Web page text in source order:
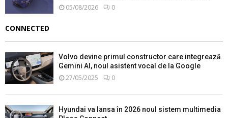
05/08/2026 0
CONNECTED
Volvo devine primul constructor care integrează
Gemini AI, noul asistent vocal de la Google
27/05/2025 0
Hyundai va lansa în 2026 noul sistem multimedia